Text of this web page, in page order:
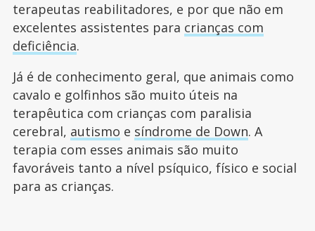
terapeutas reabilitadores, e por que não em
excelentes assistentes para crianças com
deficiência.
Já é de conhecimento geral, que animais como
cavalo e golfinhos são muito úteis na
terapêutica com crianças com paralisia
cerebral, autismo e síndrome de Down. A
terapia com esses animais são muito
favoráveis tanto a nível psíquico, físico e social
para as crianças.